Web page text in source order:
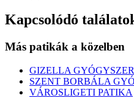
Kapcsolódó
Más patikák a közelben
GIZELLA
SZENT BORBÁLA
VÁROSLIGETI PATIKA